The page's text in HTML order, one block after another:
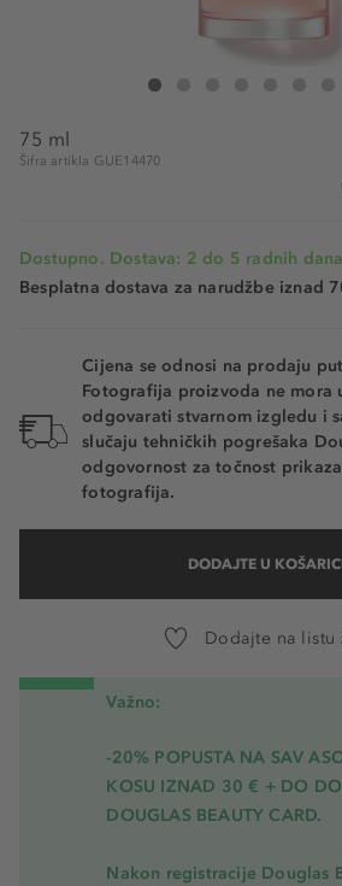
Guerlain Forte Rosa Rossa Eau de
75 ml
Šifra artikla GUE14470
Dostupno. Dostava: 2 do 5 radnih dana
Besplatna dostava za narudžbe iznad
Cijena se odnosi na prodaju
Fotografija proizvoda ne mora
odgovarati stvarnom izgledu i
slučaju tehničkih pogrešaka
odgovornost za točnost
fotografija.
DODAJTE U
Dodajte na listu
Važno:
-20% POPUSTA NA SAV
KOSU IZNAD 30 € + DO
DOUGLAS BEAUTY CARD.
Nakon registracije Douglas